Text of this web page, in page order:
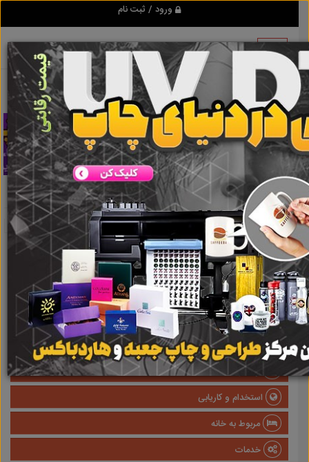
ورود / ثبت نام
تبلیغ کن نتایج جستجو برای برچسبمیخ پرچ
نتایج جستجو برای برچسبمیخ پرچ
گروه ها
املاک
صنعتی
پزشکی و سلامت
وسایل نقلیه
استخدام و کاریابی
مربوط به خانه
خدمات